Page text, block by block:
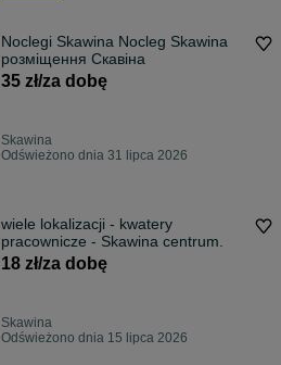
Noclegi Skawina Nocleg Skawina
розміщення Скавіна
35 zł/za dobę
Skawina
Odświeżono dnia 31 lipca 2026
wiele lokalizacji - kwatery
pracownicze - Skawina centrum.
18 zł/za dobę
Skawina
Odświeżono dnia 15 lipca 2026